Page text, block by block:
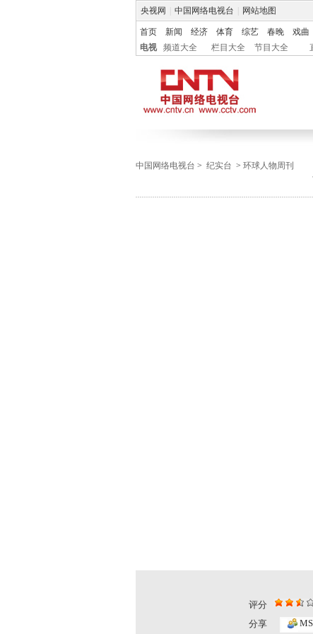
央视网 中国网络电视台 网站地图
首页 新闻 经济 体育 综艺 春晚 戏曲
电视
频道大全 栏目大全 节目大全
中国网络电视台 > 纪实台 > 环球人物周刊
评分
分享